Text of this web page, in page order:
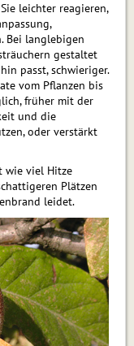
leichter reagieren,
Bei langlebigen
gestaltet
passt, schwieriger.
vom Pflanzen bis
früher mit der
und die
oder verstärkt
wie viel Hitze
Plätzen
leidet.